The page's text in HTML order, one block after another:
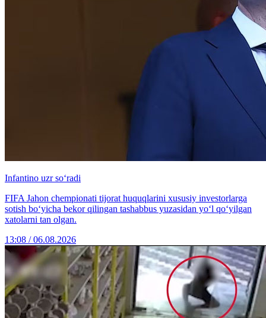
Infantino uzr so‘radi
FIFA Jahon chempionati tijorat huquqlarini xususiy investorlarga
sotish bo‘yicha bekor qilingan tashabbus yuzasidan yo‘l qo‘yilgan
xatolarni tan olgan.
13:08 / 06.08.2026